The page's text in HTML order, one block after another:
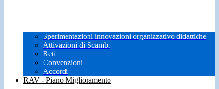
Sperimentazioni innovazioni organizzativo didattiche
Attivazioni di Scambi
Reti
Convenzioni
Accordi
RAV - Piano Miglioramento